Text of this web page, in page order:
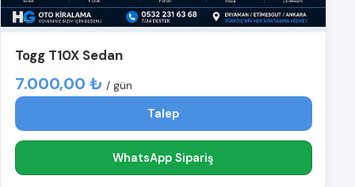
Togg T10X Sedan
7.000,00 ₺ / gün
Talep
WhatsApp Sipariş